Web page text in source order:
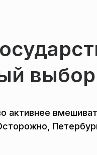
выбор
активнее